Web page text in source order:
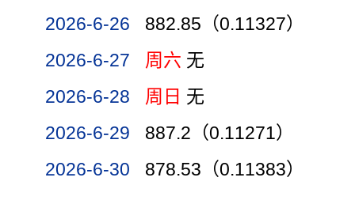
2026-6-26
882.85（0.11327）
2026-6-27
周六 无
2026-6-28
周日 无
2026-6-29
887.2（0.11271）
2026-6-30
878.53（0.11383）